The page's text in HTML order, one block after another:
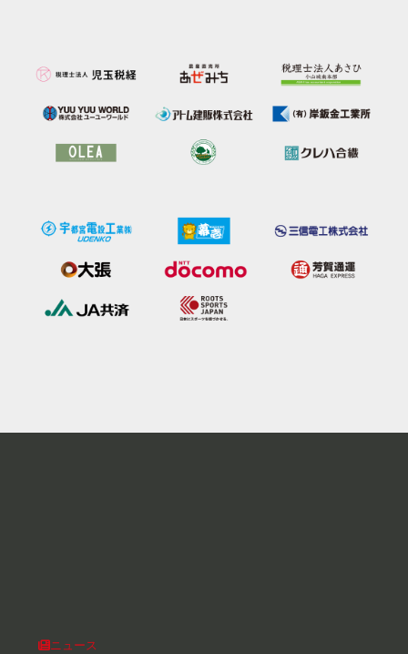
ニュース